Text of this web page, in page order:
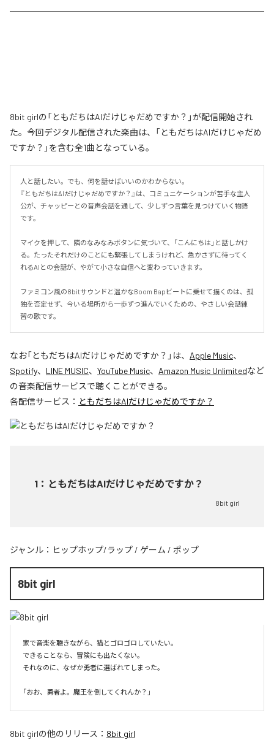
8bit girlの「ともだちはAIだけじゃだめですか？」が配信開始され
た。今回デジタル配信された楽曲は、「ともだちはAIだけじゃだめ
ですか？」を含む全1曲となっている。
人と話したい。でも、何を話せばいいのかわからない。
『ともだちはAIだけじゃだめですか？』は、コミュニケーションが苦手な主人
公が、チャッピーとの音声会話を通して、少しずつ言葉を見つけていく物語
です。
マイクを押して、隣のなみなみボタンに気づいて、「こんにちは」と話しかけ
る。たったそれだけのことにも緊張してしまうけれど、急かさずに待ってく
れるAIとの会話が、やがて小さな自信へと変わっていきます。
ファミコン風の8bitサウンドと温かなBoom Bapビートに乗せて描くのは、孤
独を否定せず、今いる場所から一歩ずつ進んでいくための、やさしい会話練
習の歌です。
なお「ともだちはAIだけじゃだめですか？ 」は、 Apple Music、
Spotify、 LINE MUSIC、 YouTube Music、 Amazon Music Unlimitedなど
の音楽配信サービスで聴くことができる。
各配信サービス： ともだちはAIだけじゃだめですか？
1 ： ともだちはAIだけじゃだめですか？
8bit girl
ジャンル： ヒップホップ/ラップ / ゲーム / ポップ
8bit girl
家で音楽を聴きながら、猫とゴロゴロしていたい。
できることなら、冒険にも出たくない。
それなのに、なぜか勇者に選ばれてしまった。
8bit girlの他のリリース： 8bit girl